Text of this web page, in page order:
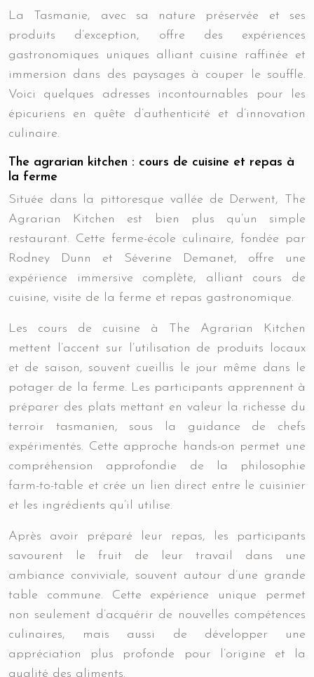
La Tasmanie, avec sa nature préservée et ses
produits d’exception, offre des expériences
gastronomiques uniques alliant cuisine raffinée et
immersion dans des paysages à couper le souffle.
Voici quelques adresses incontournables pour les
épicuriens en quête d’authenticité et d’innovation
culinaire.
The agrarian kitchen : cours de cuisine et repas à
la ferme
Située dans la pittoresque vallée de Derwent, The
Agrarian Kitchen est bien plus qu’un simple
restaurant. Cette ferme-école culinaire, fondée par
Rodney Dunn et Séverine Demanet, offre une
expérience immersive complète, alliant cours de
cuisine, visite de la ferme et repas gastronomique.
Les cours de cuisine à The Agrarian Kitchen
mettent l’accent sur l’utilisation de produits locaux
et de saison, souvent cueillis le jour même dans le
potager de la ferme. Les participants apprennent à
préparer des plats mettant en valeur la richesse du
terroir tasmanien, sous la guidance de chefs
expérimentés. Cette approche hands-on permet une
compréhension approfondie de la philosophie
farm-to-table et crée un lien direct entre le cuisinier
et les ingrédients qu’il utilise.
Après avoir préparé leur repas, les participants
savourent le fruit de leur travail dans une
ambiance conviviale, souvent autour d’une grande
table commune. Cette expérience unique permet
non seulement d’acquérir de nouvelles compétences
culinaires, mais aussi de développer une
appréciation plus profonde pour l’origine et la
qualité des aliments.